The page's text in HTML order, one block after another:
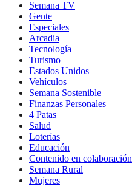
Semana TV
Gente
Especiales
Arcadia
Tecnología
Turismo
Estados Unidos
Vehículos
Semana Sostenible
Finanzas Personales
4 Patas
Salud
Loterías
Educación
Contenido en colaboración
Semana Rural
Mujeres